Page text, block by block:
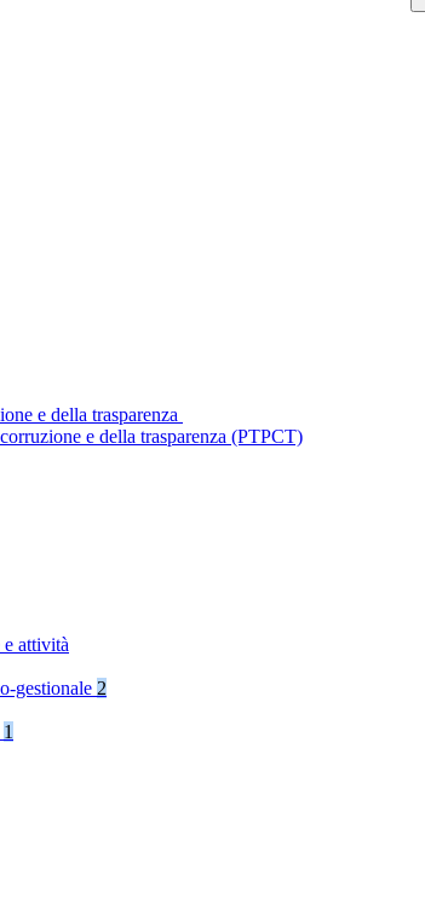
e della trasparenza
e della trasparenza (PTPCT)
attività
gestionale 2
1